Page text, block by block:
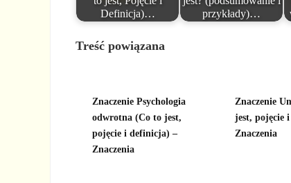
Definicja)…
przykłady)…
Treść powiązana
Znaczenie Psychologia
odwrotna (Co to jest,
pojęcie i definicja) –
Znaczenia
Znaczenie
jest, pojęcie
Znaczenia